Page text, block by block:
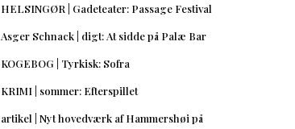
HELSINGØR | Gadeteater: Passage Festival
Asger Schnack | digt: At sidde på Palæ Bar
KOGEBOG | Tyrkisk: Sofra
KRIMI | sommer: Efterspillet
artikel | Nyt hovedværk af Hammershøi på